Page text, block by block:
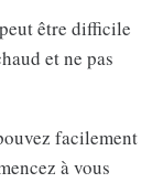
être difficile
et ne pas
facilement
à vous